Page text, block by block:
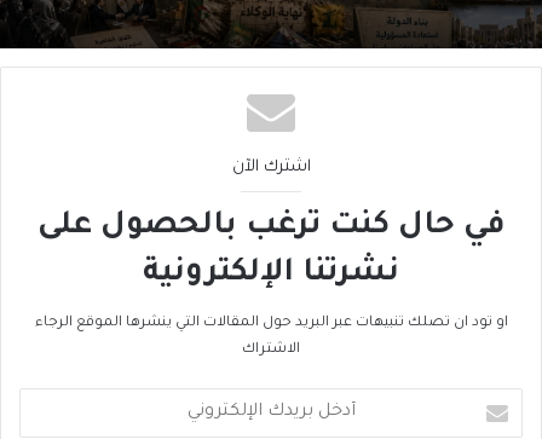
اشترك الآن
في حال كنت ترغب بالحصول على
نشرتنا الإلكترونية
او تود ان تصلك تنبيهات عبر البريد حول المقالات التي ينشرها الموقع الرجاء
الاشتراك
بريدك